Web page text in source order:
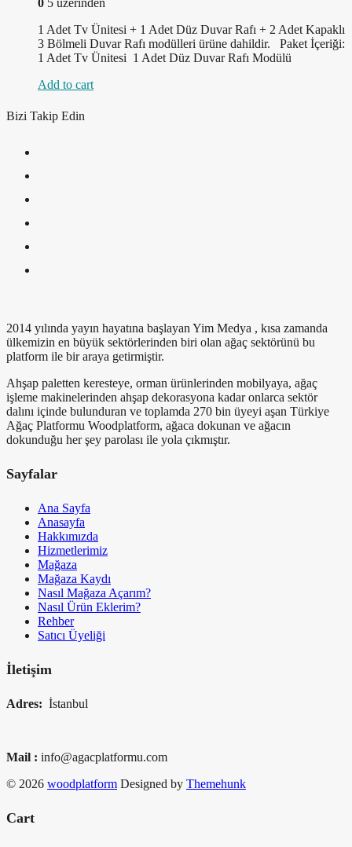
0 5 üzerinden
1 Adet Tv Ünitesi + 1 Adet Düz Duvar Rafı + 2 Adet Kapaklı
3 Bölmeli Duvar Rafı modülleri ürüne dahildir. Paket İçeriği:
1 Adet Tv Ünitesi 1 Adet Düz Duvar Rafı Modülü
Add to cart
Bizi Takip Edin
2014 yılında yayın hayatına başlayan Yim Medya , kısa zamanda
ülkemizin en büyük sektörlerinden biri olan ağaç sektörünü bu
platform ile bir araya getirmiştir.
Ahşap paletten keresteye, orman ürünlerinden mobilyaya, ağaç
işleme makinelerinden ahşap dekorasyona kadar onlarca sektör
dalını içinde bulunduran ve toplamda 270 bin üyeyi aşan Türkiye
Ağaç Platformu Woodplatform, ağaca dokunan ve ağacın
dokunduğu her şey parolası ile yola çıkmıştır.
Sayfalar
Ana Sayfa
Anasayfa
Hakkımızda
Hizmetlerimiz
Mağaza
Mağaza Kaydı
Nasıl Mağaza Açarım?
Nasıl Ürün Eklerim?
Rehber
Satıcı Üyeliği
İletişim
Adres: İstanbul
Mail : info@agacplatformu.com
© 2026 woodplatform Designed by Themehunk
Cart